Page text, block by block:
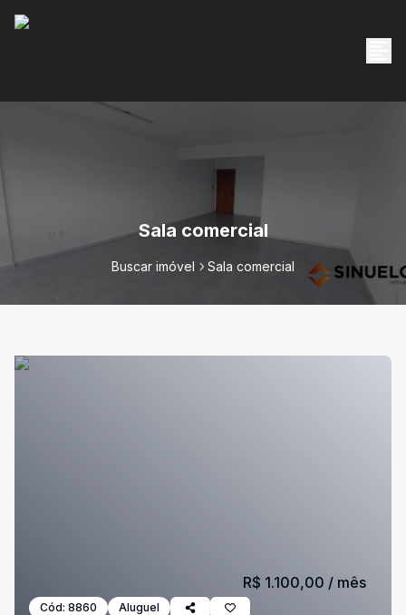
Sala comercial
Buscar imóvel Sala comercial
Cód: 8860 Aluguel
R$ 1.100,00 / mês